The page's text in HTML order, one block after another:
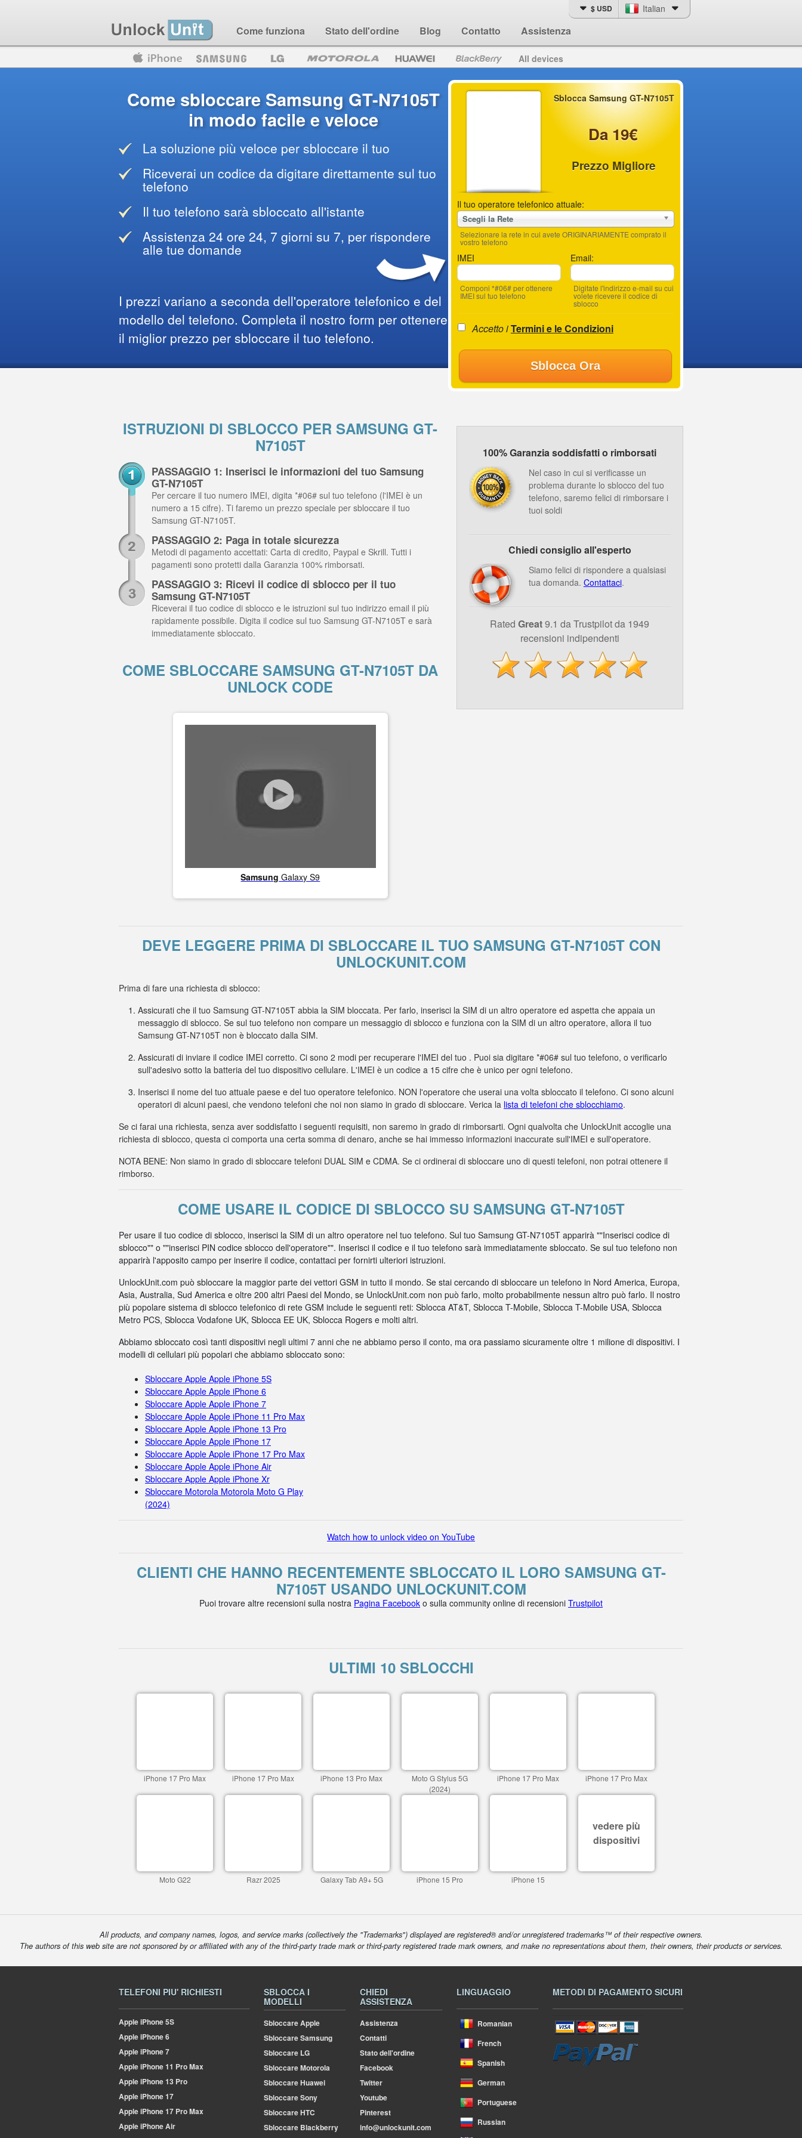
Come funziona Stato dell'ordine Blog Contatto Assistenza
$ USD Italian
Blackberry All devices
Sblocca Samsung GT-N7105T
Da 19€
Prezzo Migliore
Il tuo operatore telefonico attuale:
Scegli la Rete
Selezionare la rete in cui avete ORIGINARIAMENTE comprato il
vostro telefono
IMEI
Componi *#06# per ottenere
IMEI sul tuo telefono
Email:
Digitate l'indirizzo e-mail su cui
volete ricevere il codice di
sblocco
Accetto iTermini e le Condizioni
Sblocca Ora
Come sbloccare Samsung GT-N7105T
in modo facile e veloce
La soluzione più veloce per sbloccare il tuo
Riceverai un codice da digitare direttamente sul tuo
telefono
Il tuo telefono sarà sbloccato all'istante
Assistenza 24 ore 24, 7 giorni su 7, per rispondere
alle tue domande
I prezzi variano a seconda dell'operatore telefonico e del
modello del telefono. Completa il nostro form per ottenere
il miglior prezzo per sbloccare il tuo telefono.
ISTRUZIONI DI SBLOCCO PER SAMSUNG GT-
N7105T
PASSAGGIO 1: Inserisci le informazioni del tuo Samsung
GT-N7105T
Per cercare il tuo numero IMEI, digita *#06# sul tuo telefono (l'IMEI è un
numero a 15 cifre). Ti faremo un prezzo speciale per sbloccare il tuo
Samsung GT-N7105T.
PASSAGGIO 2: Paga in totale sicurezza
Metodi di pagamento accettati: Carta di credito, Paypal e Skrill. Tutti i
pagamenti sono protetti dalla Garanzia 100% rimborsati.
PASSAGGIO 3: Ricevi il codice di sblocco per il tuo
Samsung GT-N7105T
Riceverai il tuo codice di sblocco e le istruzioni sul tuo indirizzo email il più
rapidamente possibile. Digita il codice sul tuo Samsung GT-N7105T e sarà
immediatamente sbloccato.
COME SBLOCCARE SAMSUNG GT-N7105T DA
UNLOCK CODE
Samsung Galaxy S9
100% Garanzia soddisfatti o rimborsati
Nel caso in cui si verificasse un
problema durante lo sblocco del tuo
telefono, saremo felici di rimborsare i
tuoi soldi
Chiedi consiglio all'esperto
Siamo felici di rispondere a qualsiasi
tua domanda. Contattaci.
RatedGreat9.1 da Trustpilot da 1949
recensioni indipendenti
DEVE LEGGERE PRIMA DI SBLOCCARE IL TUO SAMSUNG GT-N7105T CON
UNLOCKUNIT.COM
Prima di fare una richiesta di sblocco:
Assicurati che il tuo Samsung GT-N7105T abbia la SIM bloccata. Per farlo, inserisci la SIM di un altro operatore ed aspetta che appaia un
messaggio di sblocco. Se sul tuo telefono non compare un messaggio di sblocco e funziona con la SIM di un altro operatore, allora il tuo
Samsung GT-N7105T non è bloccato dalla SIM.
Assicurati di inviare il codice IMEI corretto. Ci sono 2 modi per recuperare l'IMEI del tuo . Puoi sia digitare *#06# sul tuo telefono, o verificarlo
sull'adesivo sotto la batteria del tuo dispositivo cellulare. L'IMEI è un codice a 15 cifre che è unico per ogni telefono.
Inserisci il nome del tuo attuale paese e del tuo operatore telefonico. NON l'operatore che userai una volta sbloccato il telefono. Ci sono alcuni
operatori di alcuni paesi, che vendono telefoni che noi non siamo in grado di sbloccare. Verica la lista di telefoni che sblocchiamo.
Se ci farai una richiesta, senza aver soddisfatto i seguenti requisiti, non saremo in grado di rimborsarti. Ogni qualvolta che UnlockUnit accoglie una
richiesta di sblocco, questa ci comporta una certa somma di denaro, anche se hai immesso informazioni inaccurate sull'IMEI e sull'operatore.
NOTA BENE: Non siamo in grado di sbloccare telefoni DUAL SIM e CDMA. Se ci ordinerai di sbloccare uno di questi telefoni, non potrai ottenere il
rimborso.
COME USARE IL CODICE DI SBLOCCO SU SAMSUNG GT-N7105T
Per usare il tuo codice di sblocco, inserisci la SIM di un altro operatore nel tuo telefono. Sul tuo Samsung GT-N7105T apparirà ""Inserisci codice di
sblocco"" o ""inserisci PIN codice sblocco dell'operatore"". Inserisci il codice e il tuo telefono sarà immediatamente sbloccato. Se sul tuo telefono non
apparirà l'apposito campo per inserire il codice, contattaci per fornirti ulteriori istruzioni.
UnlockUnit.com può sbloccare la maggior parte dei vettori GSM in tutto il mondo. Se stai cercando di sbloccare un telefono in Nord America, Europa,
Asia, Australia, Sud America e oltre 200 altri Paesi del Mondo, se UnlockUnit.com non può farlo, molto probabilmente nessun altro può farlo. Il nostro
più popolare sistema di sblocco telefonico di rete GSM include le seguenti reti: Sblocca AT&T, Sblocca T-Mobile, Sblocca T-Mobile USA, Sblocca
Metro PCS, Sblocca Vodafone UK, Sblocca EE UK, Sblocca Rogers e molti altri.
Abbiamo sbloccato così tanti dispositivi negli ultimi 7 anni che ne abbiamo perso il conto, ma ora passiamo sicuramente oltre 1 milione di dispositivi. I
modelli di cellulari più popolari che abbiamo sbloccato sono:
Sbloccare Apple Apple iPhone 5S
Sbloccare Apple Apple iPhone 6
Sbloccare Apple Apple iPhone 7
Sbloccare Apple Apple iPhone 11 Pro Max
Sbloccare Apple Apple iPhone 13 Pro
Sbloccare Apple Apple iPhone 17
Sbloccare Apple Apple iPhone 17 Pro Max
Sbloccare Apple Apple iPhone Air
Sbloccare Apple Apple iPhone Xr
Sbloccare Motorola Motorola Moto G Play
(2024)
Watch how to unlock video on YouTube
CLIENTI CHE HANNO RECENTEMENTE SBLOCCATO IL LORO SAMSUNG GT-
N7105T USANDO UNLOCKUNIT.COM
Puoi trovare altre recensioni sulla nostra Pagina Facebook o sulla community online di recensioni Trustpilot
ULTIMI 10 SBLOCCHI
iPhone 17 Pro Max iPhone 17 Pro Max iPhone 13 Pro Max
Moto G Stylus 5G
(2024)
iPhone 17 Pro Max iPhone 17 Pro Max
Moto G22 Razr 2025 Galaxy Tab A9+ 5G iPhone 15 Pro iPhone 15
vedere più
dispositivi
All products, and company names, logos, and service marks (collectively the "Trademarks") displayed are registered® and/or unregistered trademarks™ of their respective owners.
The authors of this web site are not sponsored by or affiliated with any of the third-party trade mark or third-party registered trade mark owners, and make no representations about them, their owners, their products or services.
TELEFONI PIU' RICHIESTI
AppleiPhone 5S
AppleiPhone 6
AppleiPhone 7
AppleiPhone 11 Pro Max
AppleiPhone 13 Pro
AppleiPhone 17
AppleiPhone 17 Pro Max
AppleiPhone Air
SBLOCCA I
MODELLI
Sbloccare Apple
Sbloccare Samsung
Sbloccare LG
Sbloccare Motorola
Sbloccare Huawei
Sbloccare Sony
Sbloccare HTC
Sbloccare Blackberry
CHIEDI
ASSISTENZA
Assistenza
Contatti
Stato dell'ordine
Facebook
Twitter
Youtube
Pinterest
info@unlockunit.com
LINGUAGGIO
Romanian
French
Spanish
German
Portuguese
Russian
METODI DI PAGAMENTO SICURI